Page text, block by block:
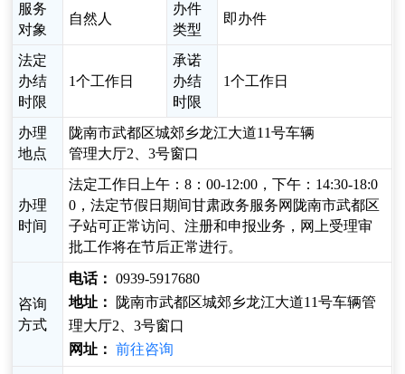
服务
对象
自然人
办件
类型
即办件
法定
办结
时限
1个工作日
承诺
办结
时限
1个工作日
办理
地点
陇南市武都区城郊乡龙江大道11号车辆
管理大厅2、3号窗口
办理
时间
法定工作日上午：8：00-12:00，下午：14:30-18:0
0，法定节假日期间甘肃政务服务网陇南市武都区
子站可正常访问、注册和申报业务，网上受理审
批工作将在节后正常进行。
咨询
方式
电话： 0939-5917680
地址：
陇南市武都区城郊乡龙江大道11号车辆管
理大厅2、3号窗口
网址： 前往咨询